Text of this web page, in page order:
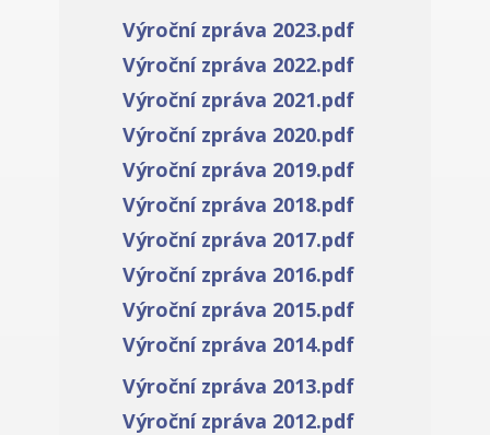
Výroční zpráva 2023.pdf
Výroční zpráva 2022.pdf
Výroční zpráva 2021.pdf
Výroční zpráva 2020.pdf
Výroční zpráva 2019.pdf
Výroční zpráva 2018.pdf
Výroční zpráva 2017.pdf
Výroční zpráva 2016.pdf
Výroční zpráva 2015.pdf
Výroční zpráva 2014.pdf
Výroční zpráva 2013.pdf
Výroční zpráva 2012.pdf